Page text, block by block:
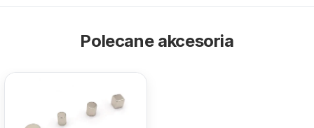
Polecane akcesoria